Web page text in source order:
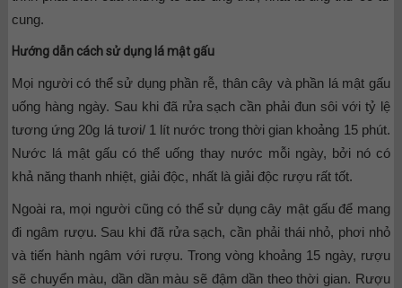
cung.
Hướng dẫn cách sử dụng lá mật gấu
Mọi người có thể sử dụng phần rễ, thân cây và phần lá mật gấu
uống hàng ngày. Sau khi đã rửa sạch cần phải đun sôi với tỷ lệ
tương ứng 20g lá tươi/ 1 lít nước trong thời gian khoảng 15 phút.
Nước lá mật gấu có thể uống thay nước mỗi ngày, bởi nó có
khả năng thanh nhiệt, giải độc, nhất là giải độc rượu rất tốt.
Ngoài ra, mọi người cũng có thể sử dụng cây mật gấu để mang
đi ngâm rượu. Sau khi đã rửa sạch, cần phải thái nhỏ, phơi nhỏ
và tiến hành ngâm với rượu. Trong vòng khoảng 15 ngày, rượu
sẽ chuyển màu, dần dần màu sẽ đậm dần theo thời gian. Rượu